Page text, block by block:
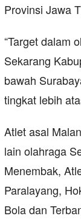
Provinsi Jawa
“Target dalam
Sekarang
bawah
tingkat lebih
Atlet asal
lain olahraga
Menembak,
Paralayang,
Bola dan